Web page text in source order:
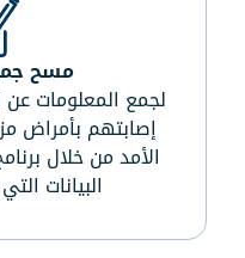
مسح
لجمع المعلومات
إصابتهم بأمراض
الأمد من خلال
البيانات